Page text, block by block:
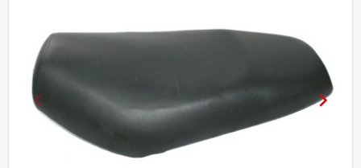
Poprzedni
keyboard_arrow_left keyboard_arrow_right